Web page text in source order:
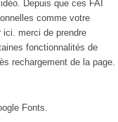
Depuis que ces FAI
comme votre
merci de prendre
fonctionnalités de
rechargement de la page.
Fonts.